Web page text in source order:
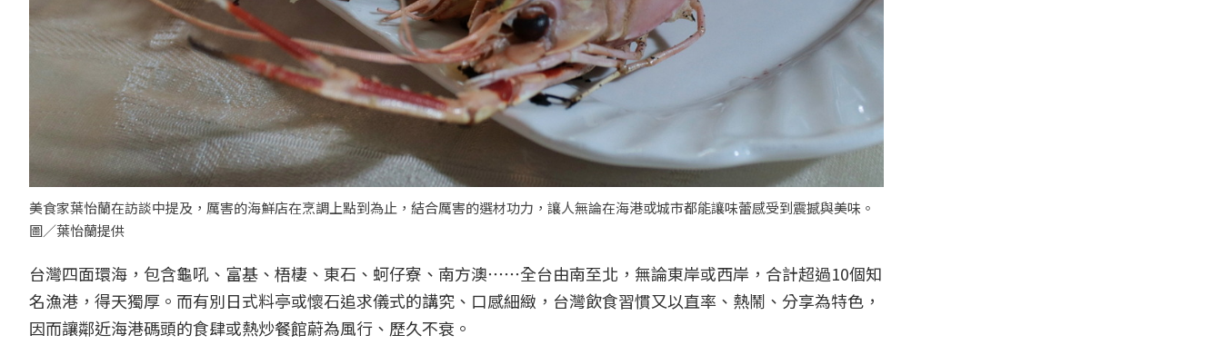
美食家葉怡蘭在訪談中提及，厲害的海鮮店在烹調上點到為止，結合厲害的選材功力，讓人無論在海港或城市都能讓味蕾感受到震撼與美味。
圖／葉怡蘭提供
台灣四面環海，包含龜吼、富基、梧棲、東石、蚵仔寮、南方澳⋯⋯全台由南至北，無論東岸或西岸，合計超過10個知
名漁港，得天獨厚。而有別日式料亭或懷石追求儀式的講究、口感細緻，台灣飲食習慣又以直率、熱鬧、分享為特色，
因而讓鄰近海港碼頭的食肆或熱炒餐館蔚為風行、歷久不衰。